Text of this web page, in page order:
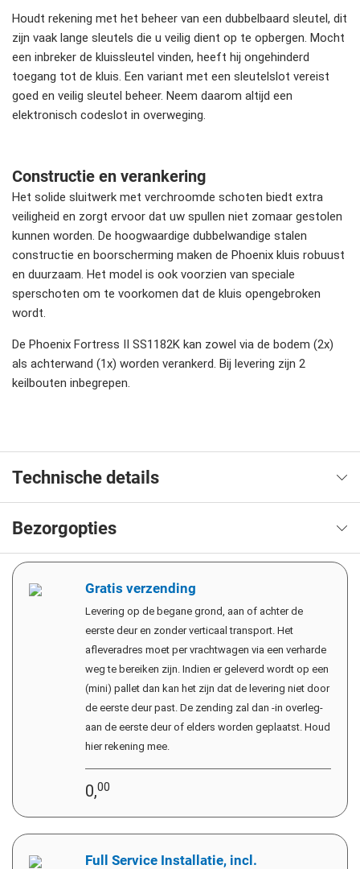
Houdt rekening met het beheer van een dubbelbaard sleutel, dit
zijn vaak lange sleutels die u veilig dient op te opbergen. Mocht
een inbreker de kluissleutel vinden, heeft hij ongehinderd
toegang tot de kluis. Een variant met een sleutelslot vereist
goed en veilig sleutel beheer. Neem daarom altijd een
elektronisch codeslot in overweging.
Constructie en verankering
Het solide sluitwerk met verchroomde schoten biedt extra
veiligheid en zorgt ervoor dat uw spullen niet zomaar gestolen
kunnen worden. De hoogwaardige dubbelwandige stalen
constructie en boorscherming maken de Phoenix kluis robuust
en duurzaam. Het model is ook voorzien van speciale
sperschoten om te voorkomen dat de kluis opengebroken
wordt.
De Phoenix Fortress II SS1182K kan zowel via de bodem (2x)
als achterwand (1x) worden verankerd. Bij levering zijn 2
keilbouten inbegrepen.
Technische details
Bezorgopties
Gratis verzending
Levering op de begane grond, aan of achter de
eerste deur en zonder verticaal transport. Het
afleveradres moet per vrachtwagen via een verharde
weg te bereiken zijn. Indien er geleverd wordt op een
(mini) pallet dan kan het zijn dat de levering niet door
de eerste deur past. De zending zal dan -in overleg-
aan de eerste deur of elders worden geplaatst. Houd
hier rekening mee.
0,00
Full Service Installatie, incl.